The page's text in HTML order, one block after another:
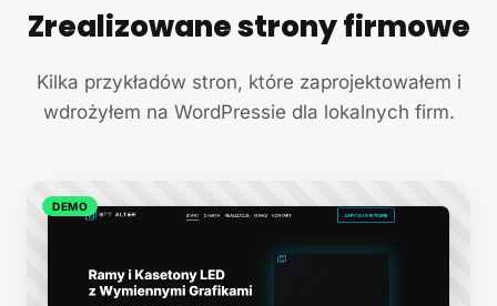
+
Zrealizowane strony firmowe
Kilka przykładów stron, które zaprojektowałem i
wdrożyłem na WordPressie dla lokalnych firm.
DEMO